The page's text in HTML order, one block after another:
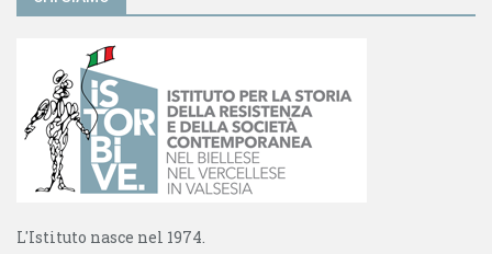
L'Istituto nasce nel 1974.